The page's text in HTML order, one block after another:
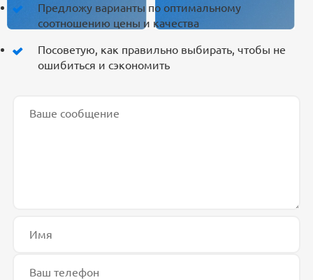
Предложу варианты по оптимальному
соотношению цены и качества
Посоветую, как правильно выбирать, чтобы не
ошибиться и сэкономить